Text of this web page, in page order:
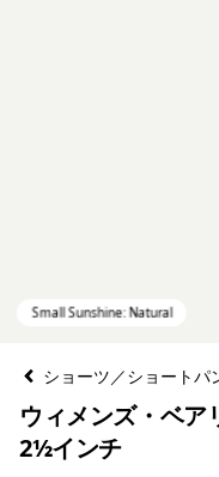
ショーツ／ショートパ
ウィメンズ・ベア
2½インチ